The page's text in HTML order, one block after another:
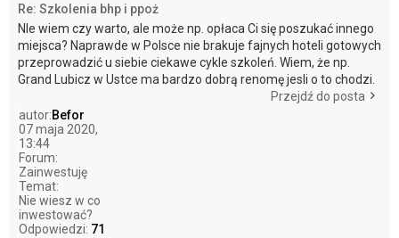
Re: Szkolenia bhp i ppoż
NIe wiem czy warto, ale może np. opłaca Ci się poszukać innego
miejsca? Naprawde w Polsce nie brakuje fajnych hoteli gotowych
przeprowadzić u siebie ciekawe cykle szkoleń. Wiem, że np.
Grand Lubicz w Ustce ma bardzo dobrą renomę jesli o to chodzi.
Przejdź do posta
autor:Befor
07 maja 2020,
13:44
Forum:
Zainwestuję
Temat:
Nie wiesz w co
inwestować?
Odpowiedzi: 71